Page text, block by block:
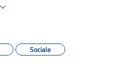
Sociale